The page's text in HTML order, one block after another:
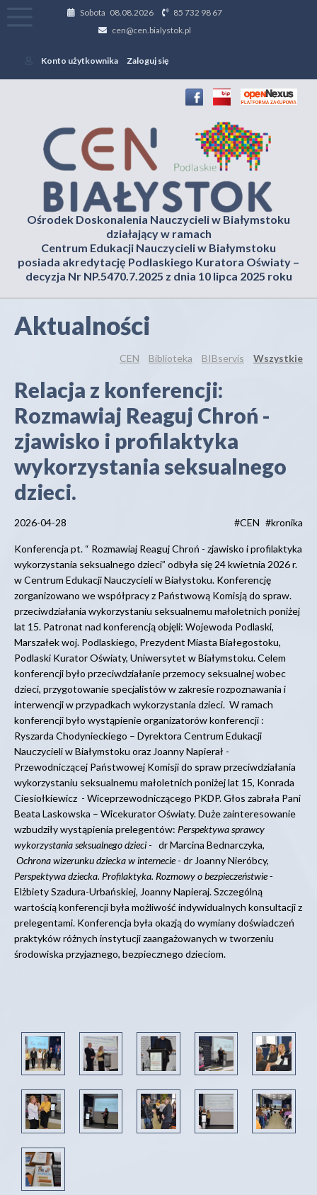
Sobota 08.08.2026
85 732 98 67
cen@cen.bialystok.pl
Konto użytkownika Zaloguj się
Ośrodek Doskonalenia Nauczycieli w Białymstoku
działający w ramach
Centrum Edukacji Nauczycieli w Białymstoku
posiada akredytację Podlaskiego Kuratora Oświaty –
decyzja Nr NP.5470.7.2025 z dnia 10 lipca 2025 roku
Aktualności
CEN Biblioteka BIBservis Wszystkie
Relacja z konferencji:
Rozmawiaj Reaguj Chroń -
zjawisko i profilaktyka
wykorzystania seksualnego
dzieci.
#CEN #kronika
2026-04-28
Konferencja pt. “ Rozmawiaj Reaguj Chroń - zjawisko i profilaktyka
wykorzystania seksualnego dzieci” odbyła się 24 kwietnia 2026 r.
w Centrum Edukacji Nauczycieli w Białystoku. Konferencję
zorganizowano we współpracy z Państwową Komisją do spraw.
przeciwdziałania wykorzystaniu seksualnemu małoletnich poniżej
lat 15. Patronat nad konferencją objęli: Wojewoda Podlaski,
Marszałek woj. Podlaskiego, Prezydent Miasta Białegostoku,
Podlaski Kurator Oświaty, Uniwersytet w Białymstoku. Celem
konferencji było przeciwdziałanie przemocy seksualnej wobec
dzieci, przygotowanie specjalistów w zakresie rozpoznawania i
interwencji w przypadkach wykorzystania dzieci. W ramach
konferencji było wystąpienie organizatorów konferencji :
Ryszarda Chodynieckiego – Dyrektora Centrum Edukacji
Nauczycieli w Białymstoku oraz Joanny Napierał -
Przewodniczącej Państwowej Komisji do spraw przeciwdziałania
wykorzystaniu seksualnemu małoletnich poniżej lat 15, Konrada
Ciesiołkiewicz - Wiceprzewodniczącego PKDP. Głos zabrała Pani
Beata Laskowska – Wicekurator Oświaty. Duże zainteresowanie
wzbudziły wystąpienia prelegentów: Perspektywa sprawcy
wykorzystania seksualnego dzieci - dr Marcina Bednarczyka,
Ochrona wizerunku dziecka w internecie- dr Joanny Nieróbcy,
Perspektywa dziecka. Profilaktyka. Rozmowy o bezpieczeństwie -
Elżbiety Szadura-Urbańskiej, Joanny Napieraj. Szczególną
wartością konferencji była możliwość indywidualnych konsultacji z
prelegentami. Konferencja była okazją do wymiany doświadczeń
praktyków różnych instytucji zaangażowanych w tworzeniu
środowiska przyjaznego, bezpiecznego dzieciom.